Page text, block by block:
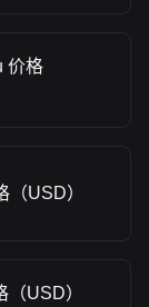
价格
（USD）
（USD）